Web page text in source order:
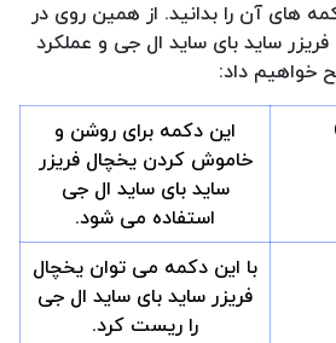
های آن را بدانید. از همین روی در
ساید بای ساید ال جی و عملکرد
خواهیم داد:
این دکمه برای روشن و
خاموش کردن یخچال فریزر
ساید بای ساید ال جی
استفاده می شود.
با این دکمه می توان یخچال
فریزر ساید بای ساید ال جی
را ریست کرد.